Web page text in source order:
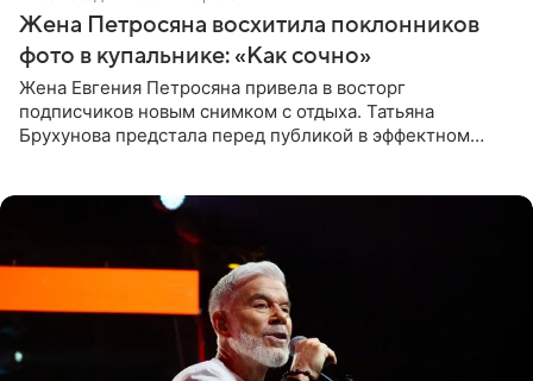
Жена Петросяна восхитила поклонников
фото в купальнике: «Как сочно»
Жена Евгения Петросяна привела в восторг
подписчиков новым снимком с отдыха. Татьяна
Брухунова предстала перед публикой в эффектном